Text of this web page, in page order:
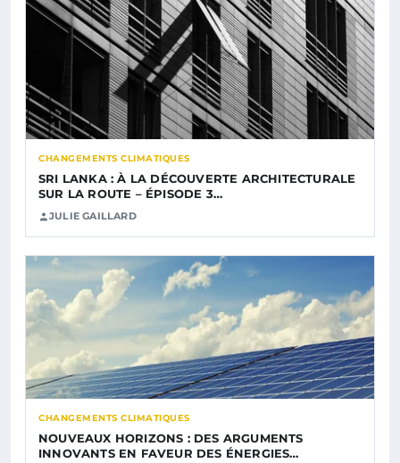
CHANGEMENTS CLIMATIQUES
SRI LANKA : À LA DÉCOUVERTE ARCHITECTURALE
SUR LA ROUTE – ÉPISODE 3…
JULIE GAILLARD
CHANGEMENTS CLIMATIQUES
NOUVEAUX HORIZONS : DES ARGUMENTS
INNOVANTS EN FAVEUR DES ÉNERGIES…